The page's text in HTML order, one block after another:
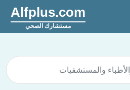
Alfplus.com
مستشارك الصحي